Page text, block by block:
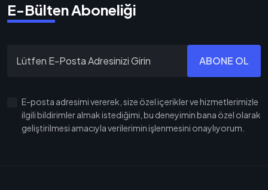
E-Bülten Aboneliği
ABONE OL
E-posta adresimi vererek, size özel içerikler ve hizmetlerimizle
ilgili bildirimler almak istediğimi, bu deneyimin bana özel olarak
geliştirilmesi amacıyla verilerimin işlenmesini onaylıyorum.